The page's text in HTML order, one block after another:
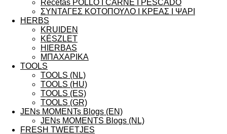
Recetas POLLO I CARNE I PESCADO
ΣΥΝΤΑΓΕΣ ΚΟΤΟΠΟΥΛΟ I ΚΡΕΑΣ I ΨΑΡΙ
HERBS
KRUIDEN
KÉSZLET
HIERBAS
ΜΠΑΧΑΡΙΚΑ
TOOLS
TOOLS (NL)
TOOLS (HU)
TOOLS (ES)
TOOLS (GR)
JENs MOMENTs Blogs (EN)
JENs MOMENTS Blogs (NL)
FRESH TWEETJES